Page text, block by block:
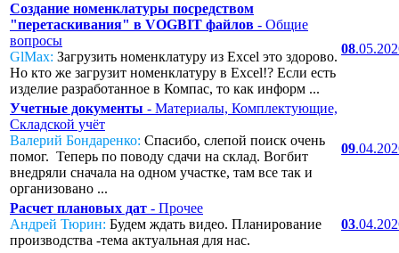
Создание номенклатуры посредством
"перетаскивания" в VOGBIT файлов - Общие
вопросы
GlMax: Загрузить номенклатуру из Excel это здорово.
Но кто же загрузит номенклатуру в Excel!? Если есть
изделие разработанное в Компас, то как информ ...
08
Учетные документы - Материалы, Комплектующие,
Складской учёт
Валерий Бондаренко: Спасибо, слепой поиск очень
помог. Теперь по поводу сдачи на склад. Вогбит
внедряли сначала на одном участке, там все так и
организовано ...
09
Расчет плановых дат - Прочее
Андрей Тюрин: Будем ждать видео. Планирование
производства -тема актуальная для нас.
03